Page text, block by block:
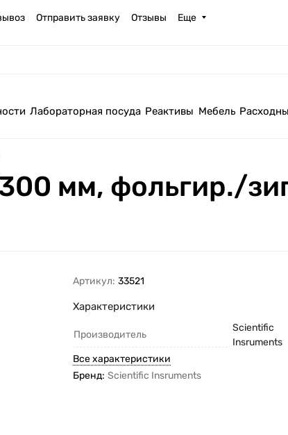
Отправить заявку Отзывы Еще
Лабораторная посуда Реактивы Мебель
мм, фольгир./
Артикул: 33521
Характеристики
Производитель
Scientific
Insruments
Все характеристики
Бренд: Scientific Insruments